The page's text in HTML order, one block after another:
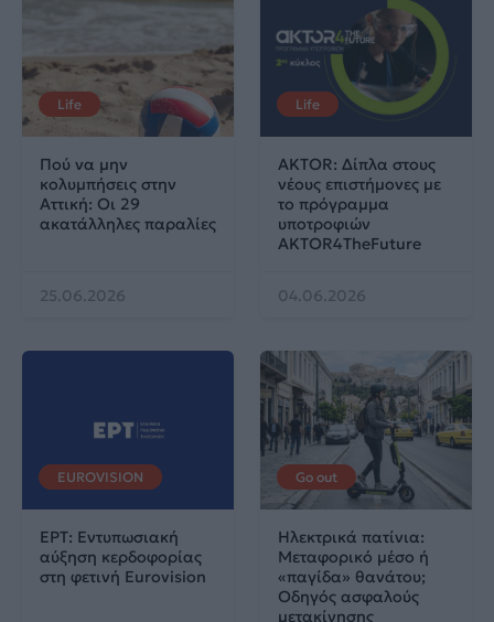
Life
Πού να μην
κολυμπήσεις στην
Αττική: Οι 29
ακατάλληλες παραλίες
25.06.2026
Life
AKTOR: Δίπλα στους
νέους επιστήμονες με
το πρόγραμμα
υποτροφιών
AKTOR4TheFuture
04.06.2026
EUROVISION
ΕΡΤ: Εντυπωσιακή
αύξηση κερδοφορίας
στη φετινή Eurovision
Go out
Ηλεκτρικά πατίνια:
Μεταφορικό μέσο ή
«παγίδα» θανάτου;
Οδηγός ασφαλούς
μετακίνησης